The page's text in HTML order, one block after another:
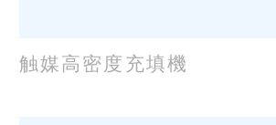
触媒高密度充填機